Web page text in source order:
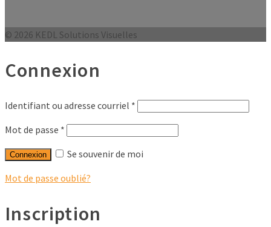
© 2026 KEDL Solutions Visuelles
Connexion
Identifiant ou adresse courriel *
Mot de passe *
Connexion
Se souvenir de moi
Mot de passe oublié?
Inscription